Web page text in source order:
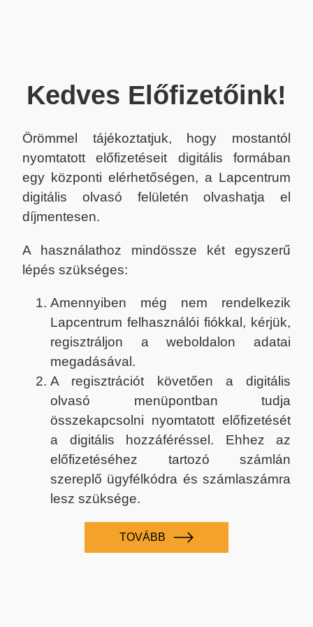
Kedves Előfizetőink!
Örömmel tájékoztatjuk, hogy mostantól
nyomtatott előfizetéseit digitális formában
egy központi elérhetőségen, a Lapcentrum
digitális olvasó felületén olvashatja el
díjmentesen.
A használathoz mindössze két egyszerű
lépés szükséges:
Amennyiben még nem rendelkezik
Lapcentrum felhasználói fiókkal, kérjük,
regisztráljon a weboldalon adatai
megadásával.
A regisztrációt követően a digitális
olvasó menüpontban tudja
összekapcsolni nyomtatott előfizetését
a digitális hozzáféréssel. Ehhez az
előfizetéséhez tartozó számlán
szereplő ügyfélkódra és számlaszámra
lesz szüksége.
TOVÁBB